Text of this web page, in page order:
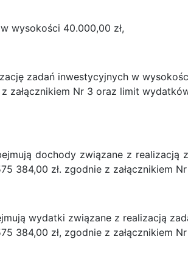
wysokości 40.000,00 zł,
zadań inwestycyjnych w
załącznikiem Nr 3 oraz limit
dochody związane z
384,00 zł. zgodnie z załącznikiem
wydatki związane z realizacją
384,00 zł, zgodnie z załącznikiem Nr